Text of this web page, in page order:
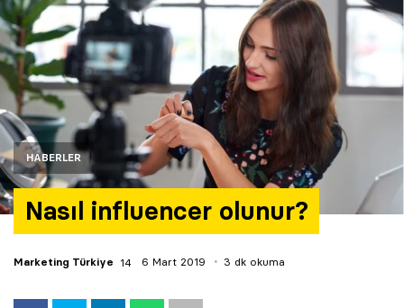
HABERLER
Nasıl influencer olunur?
Marketing Türkiye 6 Mart 2019 3 dk okuma